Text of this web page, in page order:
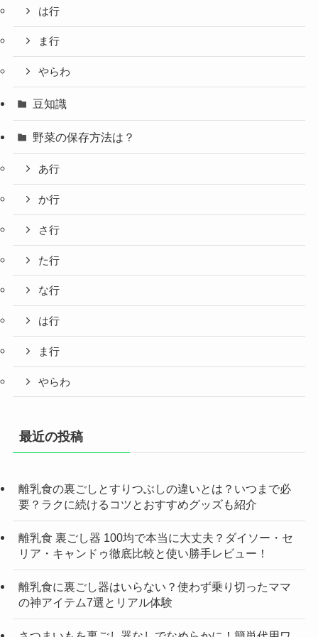
は行
ま行
やらわ
豆知識
野菜の保存方法は？
あ行
か行
さ行
た行
な行
は行
ま行
やらわ
最近の投稿
離乳食の裏ごしとすりつぶしの違いとは？いつまで必
要？ラクに続けるコツとおすすめグッズも紹介
離乳食 裏ごし器 100均で本当に大丈夫？ダイソー・セ
リア・キャンドゥ徹底比較と使い勝手レビュー！
離乳食に裏ごし器はいらない？使わず乗り切ったママ
の神アイテム7選とリアル体験